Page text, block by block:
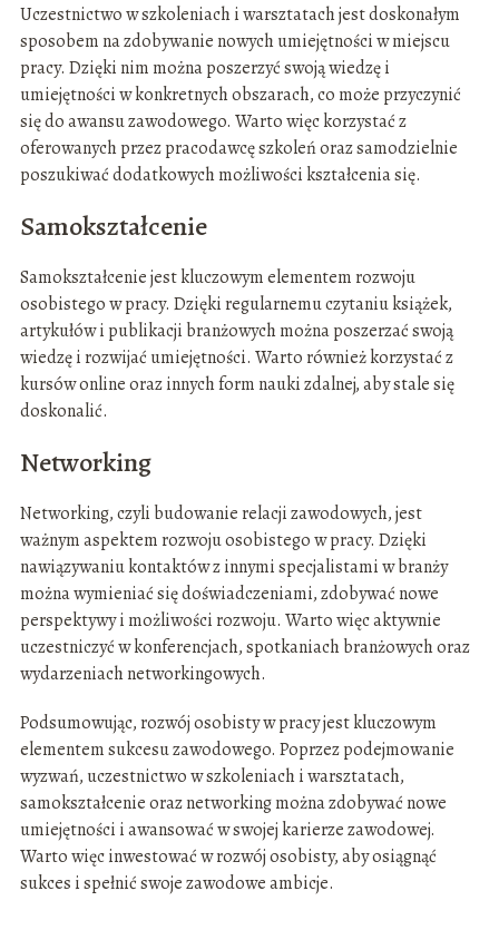
Uczestnictwo w szkoleniach i warsztatach jest doskonałym
sposobem na zdobywanie nowych umiejętności w miejscu
pracy. Dzięki nim można poszerzyć swoją wiedzę i
umiejętności w konkretnych obszarach, co może przyczynić
się do awansu zawodowego. Warto więc korzystać z
oferowanych przez pracodawcę szkoleń oraz samodzielnie
poszukiwać dodatkowych możliwości kształcenia się.
Samokształcenie
Samokształcenie jest kluczowym elementem rozwoju
osobistego w pracy. Dzięki regularnemu czytaniu książek,
artykułów i publikacji branżowych można poszerzać swoją
wiedzę i rozwijać umiejętności. Warto również korzystać z
kursów online oraz innych form nauki zdalnej, aby stale się
doskonalić.
Networking
Networking, czyli budowanie relacji zawodowych, jest
ważnym aspektem rozwoju osobistego w pracy. Dzięki
nawiązywaniu kontaktów z innymi specjalistami w branży
można wymieniać się doświadczeniami, zdobywać nowe
perspektywy i możliwości rozwoju. Warto więc aktywnie
uczestniczyć w konferencjach, spotkaniach branżowych oraz
wydarzeniach networkingowych.
Podsumowując, rozwój osobisty w pracy jest kluczowym
elementem sukcesu zawodowego. Poprzez podejmowanie
wyzwań, uczestnictwo w szkoleniach i warsztatach,
samokształcenie oraz networking można zdobywać nowe
umiejętności i awansować w swojej karierze zawodowej.
Warto więc inwestować w rozwój osobisty, aby osiągnąć
sukces i spełnić swoje zawodowe ambicje.